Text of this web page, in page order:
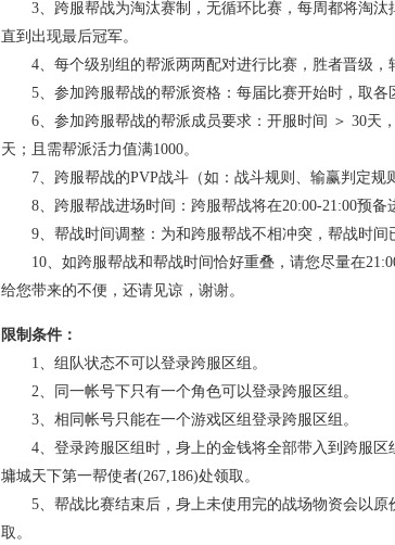
3、跨服帮战为淘汰赛制，无循环比赛，每周都将淘汰
直到出现最后冠军。
4、每个级别组的帮派两两配对进行比赛，胜者晋级，
5、参加跨服帮战的帮派资格：每届比赛开始时，取各
6、参加跨服帮战的帮派成员要求：开服时间 ＞ 30天
天；且需帮派活力值满1000。
7、跨服帮战的PVP战斗（如：战斗规则、输赢判定规
8、跨服帮战进场时间：跨服帮战将在20:00-21:00预备
9、帮战时间调整：为和跨服帮战不相冲突，帮战时间已
10、如跨服帮战和帮战时间恰好重叠，请您尽量在
给您带来的不便，还请见谅，谢谢。
限制条件：
1、组队状态不可以登录跨服区组。
2、同一帐号下只有一个角色可以登录跨服区组。
3、相同帐号只能在一个游戏区组登录跨服区组。
4、登录跨服区组时，身上的金钱将全部带入到跨服区
墉城天下第一帮使者(267,186)处领取。
5、帮战比赛结束后，身上未使用完的战场物资会以原
取。